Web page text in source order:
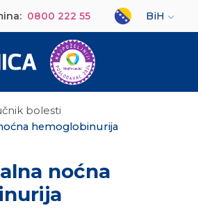
0800 222 55
Select your
BiH
bolesti
hemoglobinurija
noćna